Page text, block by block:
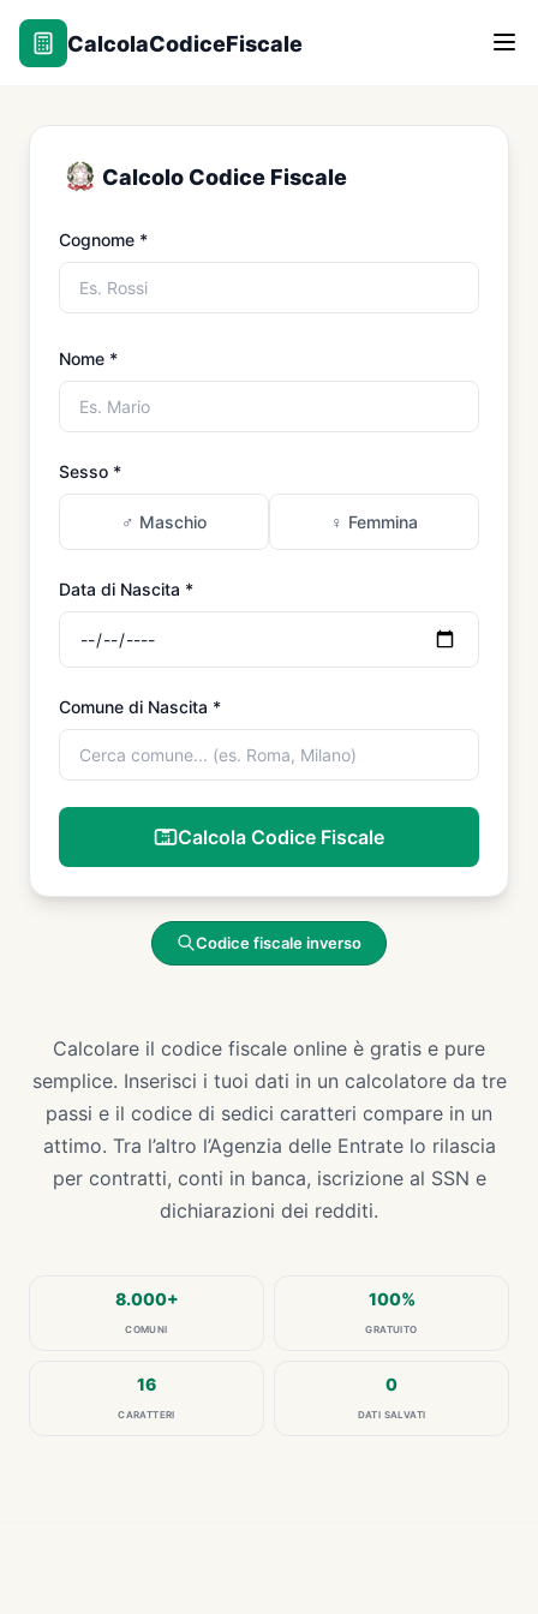
Vai
contenuto
CalcolaCodiceFiscale
Calcolo Codice Fiscale
Cognome *
Nome *
Sesso *
♂ Maschio ♀ Femmina
Data di Nascita *
Comune di Nascita *
Calcola Codice Fiscale
Codice fiscale inverso
Calcolare il codice fiscale online è gratis e pure
semplice. Inserisci i tuoi dati in un calcolatore da tre
passi e il codice di sedici caratteri compare in un
attimo. Tra l’altro l’Agenzia delle Entrate lo rilascia
per contratti, conti in banca, iscrizione al SSN e
dichiarazioni dei redditi.
8.000+
COMUNI
100%
GRATUITO
16
CARATTERI
0
DATI SALVATI